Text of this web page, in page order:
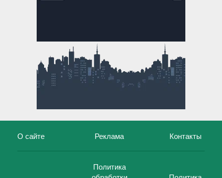
О сайте Реклама Контакты
Политика